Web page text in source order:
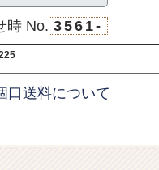
時 No. 3561-
口送料について